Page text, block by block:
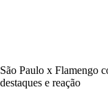
São Paulo x Flamengo
destaques e reação